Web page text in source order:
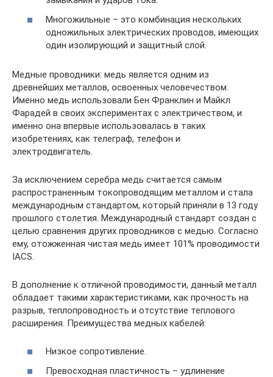
Многожильные – это комбинация нескольких
одножильных электрических проводов, имеющих
один изолирующий и защитный слой.
Медные проводники: медь является одним из
древнейших металлов, освоенных человечеством.
Именно медь использовали Бен Франклин и Майкл
Фарадей в своих экспериментах с электричеством, и
именно она впервые использовалась в таких
изобретениях, как телеграф, телефон и
электродвигатель.
За исключением серебра медь считается самым
распространенным токопроводящим металлом и стала
международным стандартом, который приняли в 13 году
прошлого столетия. Международный стандарт создан с
целью сравнения других проводников с медью. Согласно
ему, отожженная чистая медь имеет 101% проводимости
IАСS.
В дополнение к отличной проводимости, данный металл
обладает такими характеристиками, как прочность на
разрыв, теплопроводность и отсутствие теплового
расширения. Преимущества медных кабелей:
Низкое сопротивление.
Превосходная пластичность – удлинение